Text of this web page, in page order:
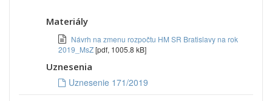
Materiály
Návrh na zmenu rozpočtu HM SR Bratislavy na rok
2019_MsZ[pdf, 1005.8 kB]
Uznesenia
Uznesenie 171/2019